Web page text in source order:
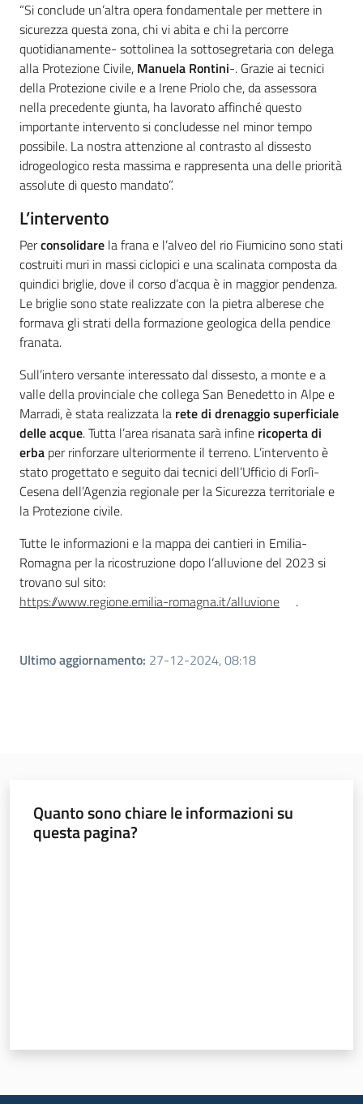
“Si conclude un’altra opera fondamentale per mettere in
sicurezza questa zona, chi vi abita e chi la percorre
quotidianamente- sottolinea la sottosegretaria con delega
alla Protezione Civile, Manuela Rontini-. Grazie ai tecnici
della Protezione civile e a Irene Priolo che, da assessora
nella precedente giunta, ha lavorato affinché questo
importante intervento si concludesse nel minor tempo
possibile. La nostra attenzione al contrasto al dissesto
idrogeologico resta massima e rappresenta una delle priorità
assolute di questo mandato”.
L’intervento
Perconsolidare la frana e l’alveo del rio Fiumicino sono stati
costruiti muri in massi ciclopici e una scalinata composta da
quindici briglie, dove il corso d’acqua è in maggior pendenza.
Le briglie sono state realizzate con la pietra alberese che
formava gli strati della formazione geologica della pendice
franata.
Sull’intero versante interessato dal dissesto, a monte e a
valle della provinciale che collega San Benedetto in Alpe e
Marradi, è stata realizzata la rete di drenaggio superficiale
delle acque. Tutta l’area risanata sarà infine ricoperta di
erba per rinforzare ulteriormente il terreno. L’intervento è
stato progettato e seguito dai tecnici dell’Ufficio di Forlì-
Cesena dell’Agenzia regionale per la Sicurezza territoriale e
la Protezione civile.
Tutte le informazioni e la mappa dei cantieri in Emilia-
Romagna per la ricostruzione dopo l’alluvione del 2023 si
trovano sul sito:
https://www.regione.emilia-romagna.it/alluvione
.
Ultimo aggiornamento: 27-12-2024, 08:18
Quanto sono chiare le informazioni su
questa pagina?